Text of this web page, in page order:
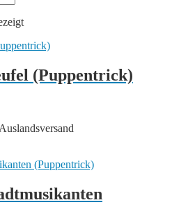
(Puppentrick)